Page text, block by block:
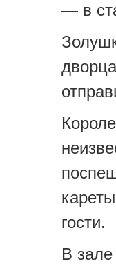
— в
гости.
В зале